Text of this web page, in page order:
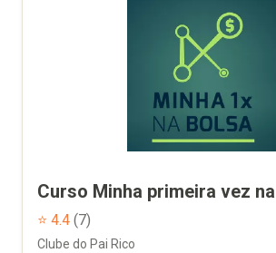
Curso Minha primeira vez
⭐ 4.4 (7)
Clube do Pai Rico